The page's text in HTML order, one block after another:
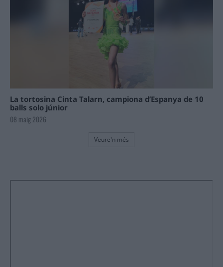
La tortosina Cinta Talarn, campiona d’Espanya de 10
balls solo júnior
08 maig 2026
Veure'n més